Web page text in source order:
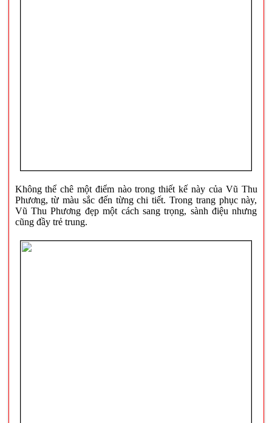
Không thể chê một điểm nào trong thiết kế này của Vũ Thu
Phương, từ màu sắc đến từng chi tiết. Trong trang phục này,
Vũ Thu Phương đẹp một cách sang trọng, sành điệu nhưng
cũng đầy trẻ trung.